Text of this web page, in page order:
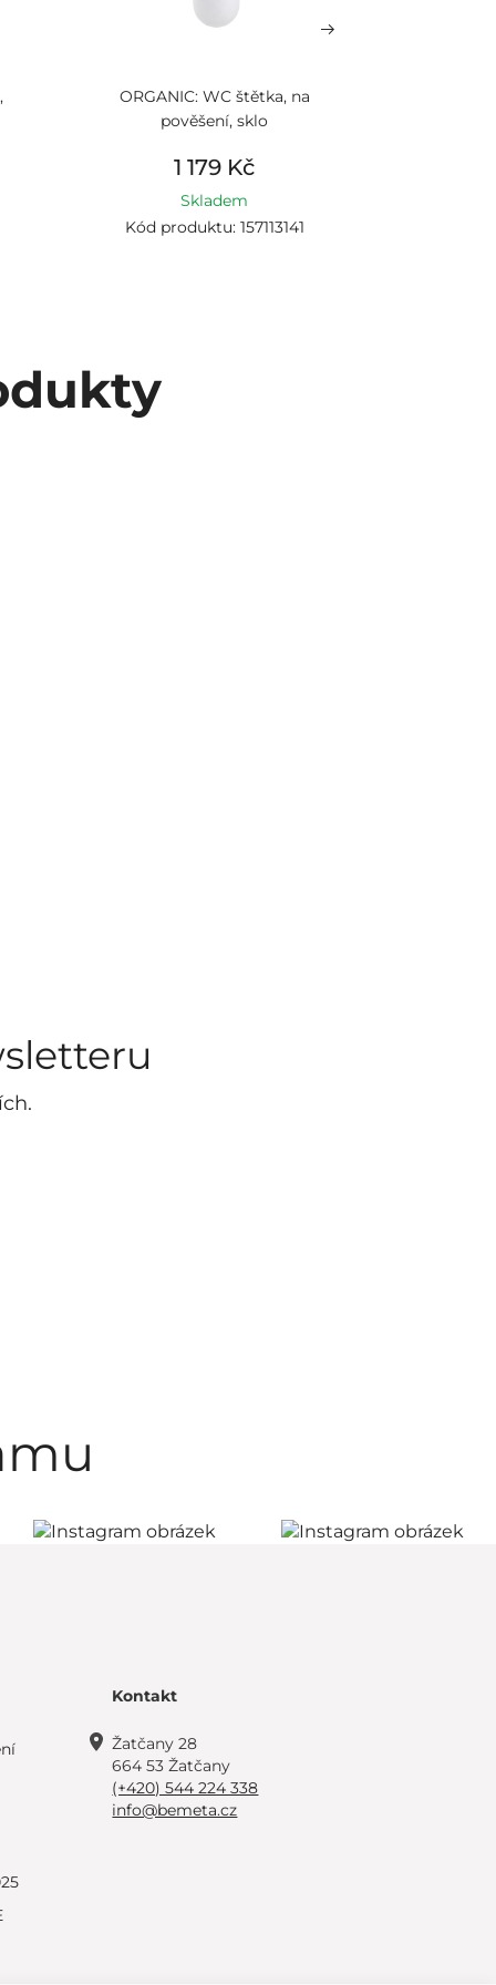
ORGANIC: WC štětka, na
pověšení, sklo
1 179 Kč
Skladem
Kód produktu: 157113141
Kontakt
Žatčany 28
664 53 Žatčany
(+420) 544 224 338
info@bemeta.cz